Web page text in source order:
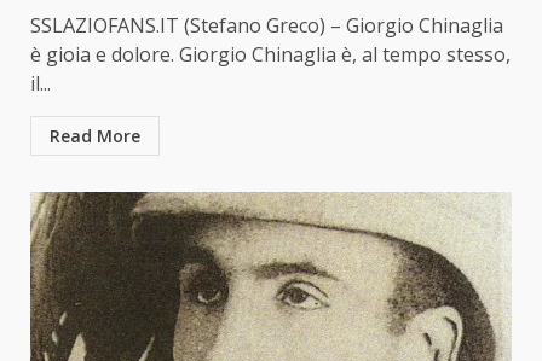
SSLAZIOFANS.IT (Stefano Greco) – Giorgio Chinaglia
è gioia e dolore. Giorgio Chinaglia è, al tempo stesso,
il...
Read More